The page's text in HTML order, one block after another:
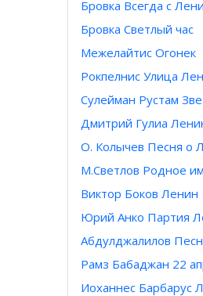
Бровка Всегда с
Бровка Светлый час
Межелайтис Огонек
Рокпелнис Улица
Сулейман Рустам
Дмитрий Гулиа
О. Колычев Песня о
М.Светлов Родное
Виктор Боков Ленин
Юрий Анко Партия
Абдулджалилов
Рамз Бабаджан 22
Иоханнес Барбарус